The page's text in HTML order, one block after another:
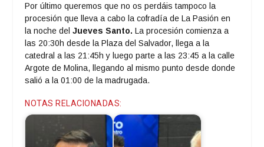
Por último queremos que no os perdáis tampoco la
procesión que lleva a cabo la cofradía de La Pasión en
la noche delJueves Santo. La procesión comienza a
las 20:30h desde la Plaza del Salvador, llega a la
catedral a las 21:45h y luego parte a las 23:45 a la calle
Argote de Molina, llegando al mismo punto desde donde
salió a la 01:00 de la madrugada.
NOTAS RELACIONADAS: